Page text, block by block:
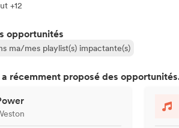
+12
opportunités
ma/mes playlist(s) impactante(s)
récemment proposé des